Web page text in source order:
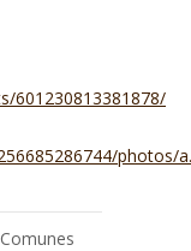
601230813381878/
photos/